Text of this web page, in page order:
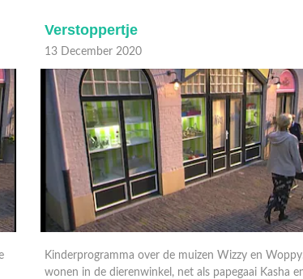
Verstoppertje
13 December 2020
Kinderprogramma over de muizen Wizzy en
wonen in de dierenwinkel, net als papegaai Kasha